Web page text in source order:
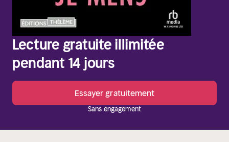
Lecture gratuite illimitée
pendant 14 jours
Essayer gratuitement
Sans engagement